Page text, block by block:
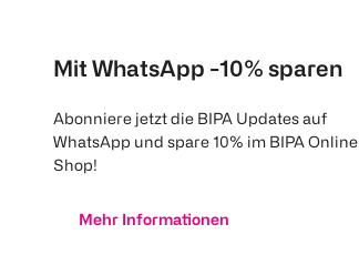
Mit WhatsApp -10% sparen
Abonniere jetzt die BIPA Updates auf
WhatsApp und spare 10% im BIPA Online
Shop!
Mehr Informationen